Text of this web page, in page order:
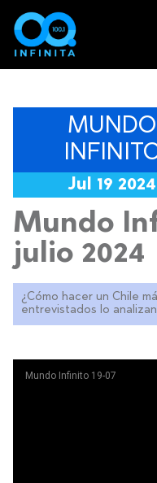
MUNDO
Jul 19 2024
Mundo
julio 2024
¿Cómo hacer un Chile
entrevistados lo